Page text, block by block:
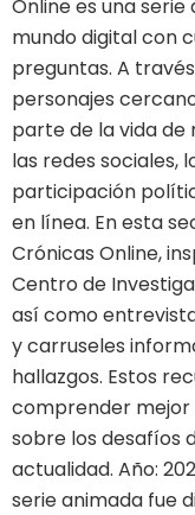
Online es una
mundo digital con
preguntas. A
personajes
parte de la vida de
las redes sociales,
participación
en línea. En esta
Crónicas Online,
Centro de
así como
y carruseles
hallazgos. Estos
comprender mejor
sobre los desafíos
actualidad. Año:
serie animada fue